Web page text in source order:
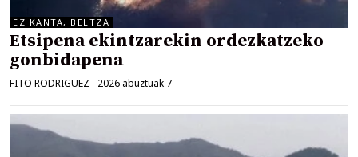
EZ KANTA, BELTZA
Etsipena ekintzarekin ordezkatzeko
gonbidapena
FITO RODRIGUEZ - 2026 abuztuak 7